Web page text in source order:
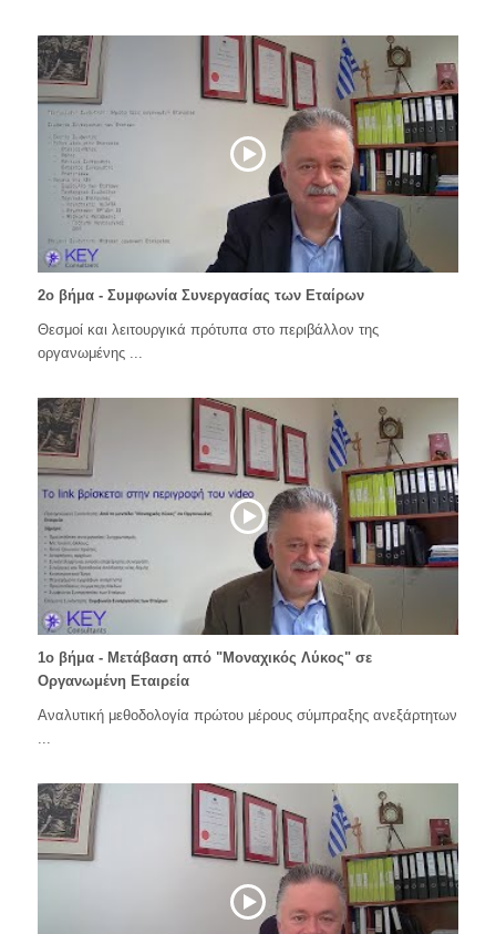
2o βήμα - Συμφωνία Συνεργασίας των Εταίρων
Θεσμοί και λειτουργικά πρότυπα στο περιβάλλον της
οργανωμένης ...
1ο βήμα - Μετάβαση από "Μοναχικός Λύκος" σε
Οργανωμένη Εταιρεία
Αναλυτική μεθοδολογία πρώτου μέρους σύμπραξης ανεξάρτητων
...